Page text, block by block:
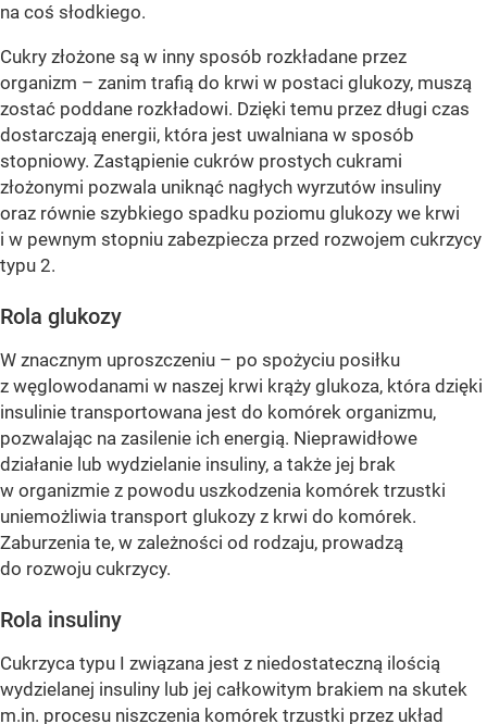
na coś słodkiego.
Cukry złożone są w inny sposób rozkładane przez
organizm – zanim trafią do krwi w postaci glukozy, muszą
zostać poddane rozkładowi. Dzięki temu przez długi czas
dostarczają energii, która jest uwalniana w sposób
stopniowy. Zastąpienie cukrów prostych cukrami
złożonymi pozwala uniknąć nagłych wyrzutów insuliny
oraz równie szybkiego spadku poziomu glukozy we krwi
i w pewnym stopniu zabezpiecza przed rozwojem cukrzycy
typu 2.
Rola glukozy
W znacznym uproszczeniu – po spożyciu posiłku
z węglowodanami w naszej krwi krąży glukoza, która dzięki
insulinie transportowana jest do komórek organizmu,
pozwalając na zasilenie ich energią. Nieprawidłowe
działanie lub wydzielanie insuliny, a także jej brak
w organizmie z powodu uszkodzenia komórek trzustki
uniemożliwia transport glukozy z krwi do komórek.
Zaburzenia te, w zależności od rodzaju, prowadzą
do rozwoju cukrzycy.
Rola insuliny
Cukrzyca typu I związana jest z niedostateczną ilością
wydzielanej insuliny lub jej całkowitym brakiem na skutek
m.in. procesu niszczenia komórek trzustki przez układ